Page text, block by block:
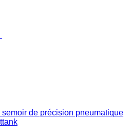
semoir de précision pneumatique